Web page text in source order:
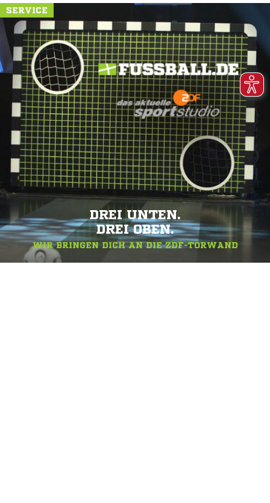
SERVICE
DREI UNTEN.
DREI OBEN.
WIR BRINGEN DICH AN DIE ZDF-TORWAND